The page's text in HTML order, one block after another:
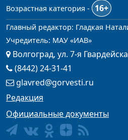
Возрастная категория -
16+
Главный редактор: Гладкая
Учредитель: МАУ «ИАВ»
Волгоград, ул. 7-я
(8442) 24-31-41
glavred@gorvesti.ru
Редакция
Официальные документы